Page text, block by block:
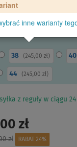
inne warianty
38 (245,00 zł) 40
44 (245,00 zł)
z reguły w ciągu
zł
zł
RABAT 24%